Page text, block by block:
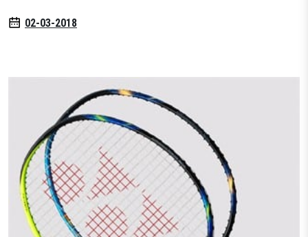
Намотки
Аксесуари
Тестові ракетки
Гравці Yonex
Аксесуари
Намотки
Гравці Yonex
02-03-2018